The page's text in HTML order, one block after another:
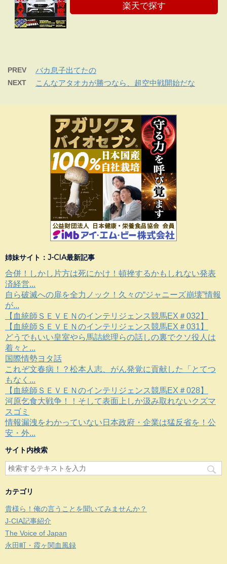
楽天で探す
PREV バカ息子出てたの
NEXT こんなアタオカが勝つなら、超空中戦開始だな
姉妹サイト：J-CIA最新記事
合併！しかし片方は死にかけ！頓挫するかもしれない発表
済経営...
自ら破滅への扉を全力ノック！久々の“ジャニーズ崩壊”情報
が...
【血統師ＳＥＶＥＮのインテリジェンス競馬EX＃032】
【血統師ＳＥＶＥＮのインテリジェンス競馬EX＃031】
どうでもいい皇室やら馬詰総理らの話しの裏でクソ役人は
着々と...
国際情勢ヨタ話
これぞ文春病！？松本人志、がん発覚に貢献した「とてつ
もなく...
【血統師ＳＥＶＥＮのインテリジェンス競馬EX＃028】
河原乞食大戦争！！そして表面上しか汲み取れないクズマ
スゴミ
情報漏洩をわかっていない日本政府・企業は猛反省を！公
安・外...
サイト内検索
カテゴリ
貴様ら！俺の言うことを聞いてみませんか？
J-CIA記事紹介
The Voice of Japan
永田町・霞ヶ関血風録